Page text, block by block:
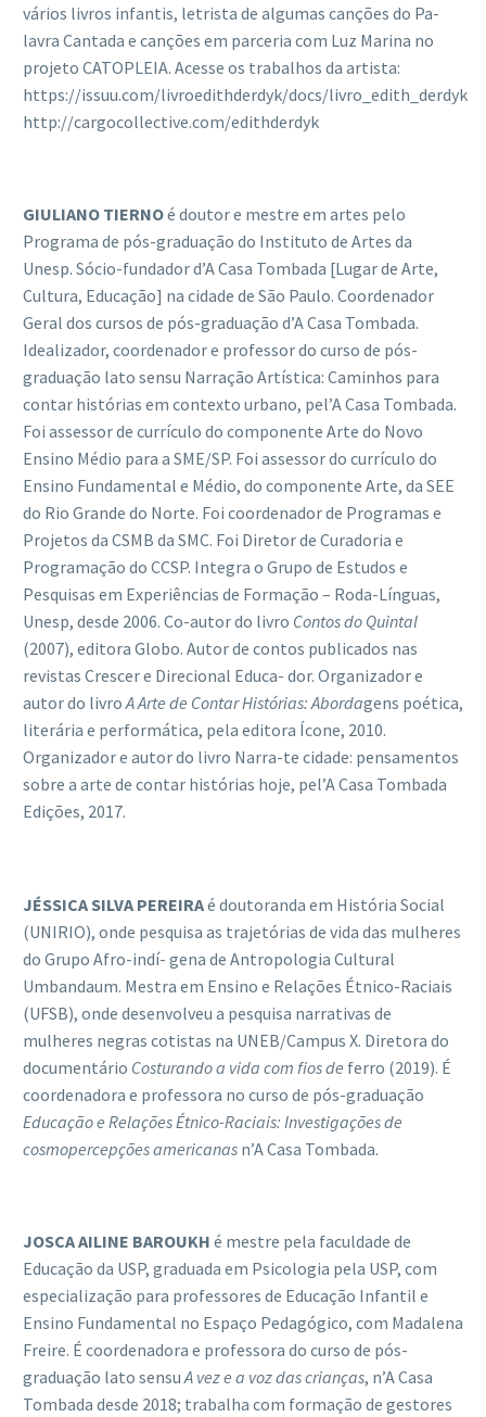
vários livros infantis, letrista de algumas canções do Pa-
lavra Cantada e canções em parceria com Luz Marina no
projeto CATOPLEIA. Acesse os trabalhos da artista:
https://issuu.com/livroedithderdyk/docs/livro_edith_derdyk
http://cargocollective.com/edithderdyk
GIULIANO TIERNOé doutor e mestre em artes pelo
Programa de pós-graduação do Instituto de Artes da
Unesp. Sócio-fundador d’A Casa Tombada [Lugar de Arte,
Cultura, Educação] na cidade de São Paulo. Coordenador
Geral dos cursos de pós-graduação d’A Casa Tombada.
Idealizador, coordenador e professor do curso de pós-
graduação lato sensu Narração Artística: Caminhos para
contar histórias em contexto urbano, pel’A Casa Tombada.
Foi assessor de currículo do componente Arte do Novo
Ensino Médio para a SME/SP. Foi assessor do currículo do
Ensino Fundamental e Médio, do componente Arte, da SEE
do Rio Grande do Norte. Foi coordenador de Programas e
Projetos da CSMB da SMC. Foi Diretor de Curadoria e
Programação do CCSP. Integra o Grupo de Estudos e
Pesquisas em Experiências de Formação – Roda-Línguas,
Unesp, desde 2006. Co-autor do livro Contos do Quintal
(2007), editora Globo. Autor de contos publicados nas
revistas Crescer e Direcional Educa- dor. Organizador e
autor do livroA Arte de Contar Histórias: Abordagens poética,
literária e performática, pela editora Ícone, 2010.
Organizador e autor do livro Narra-te cidade: pensamentos
sobre a arte de contar histórias hoje, pel’A Casa Tombada
Edições, 2017.
JÉSSICA SILVA PEREIRAé doutoranda em História Social
(UNIRIO), onde pesquisa as trajetórias de vida das mulheres
do Grupo Afro-indí- gena de Antropologia Cultural
Umbandaum. Mestra em Ensino e Relações Étnico-Raciais
(UFSB), onde desenvolveu a pesquisa narrativas de
mulheres negras cotistas na UNEB/Campus X. Diretora do
documentário Costurando a vida com fios de ferro (2019). É
coordenadora e professora no curso de pós-graduação
Educação e Relações Étnico-Raciais: Investigações de
cosmopercepções americanas n’A Casa Tombada.
JOSCA AILINE BAROUKH é mestre pela faculdade de
Educação da USP, graduada em Psicologia pela USP, com
especialização para professores de Educação Infantil e
Ensino Fundamental no Espaço Pedagógico, com Madalena
Freire. É coordenadora e professora do curso de pós-
graduação lato sensu A vez e a voz das crianças, n’A Casa
Tombada desde 2018; trabalha com formação de gestores